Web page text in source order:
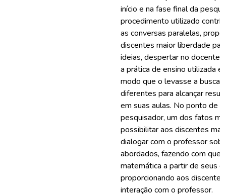
início e na fase final da
procedimento utilizado
as conversas paralelas,
discentes maior liberdade
ideias, despertar no docente
a prática de ensino utilizada
modo que o levasse a
diferentes para alcançar
em suas aulas. No ponto de
pesquisador, um dos fatos
possibilitar aos discentes
dialogar com o professor
abordados, fazendo com que
matemática a partir de seus
proporcionando aos
interação com o professor.